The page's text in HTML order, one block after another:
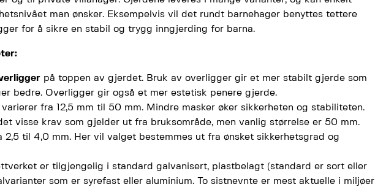
man ønsker. Eksempelvis vil det rundt barnehager benyttes tettere
for å sikre en stabil og trygg inngjerding for barna.
på toppen av gjerdet. Bruk av overligger gir et mer stabilt gjerde som
bedre. Overligger gir også et mer estetisk penere gjerde.
varierer fra 12,5 mm til 50 mm. Mindre masker øker sikkerheten og stabiliteten.
visse krav som gjelder ut fra bruksområde, men vanlig størrelse er 50 mm.
2,5 til 4,0 mm. Her vil valget bestemmes ut fra ønsket sikkerhetsgrad og
er tilgjengelig i standard galvanisert, plastbelagt (standard er sort eller
som er syrefast eller aluminium. To sistnevnte er mest aktuelle i miljøer